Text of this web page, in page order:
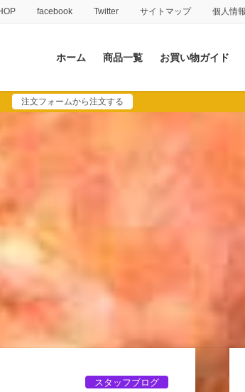
facebook Twitter サイトマップ 個人情
ホーム 商品一覧 お買い物ガイド
注文フォームから注文する
スタッフブログ